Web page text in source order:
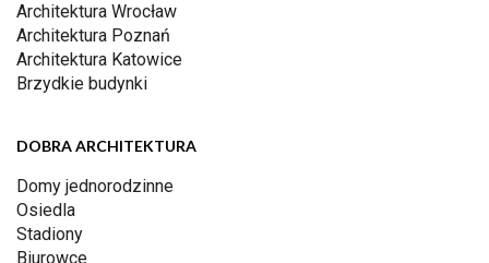
Architektura Wrocław
Architektura Poznań
Architektura Katowice
Brzydkie budynki
DOBRA ARCHITEKTURA
Domy jednorodzinne
Osiedla
Stadiony
Biurowce